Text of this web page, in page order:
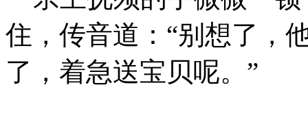
住，传音道：“别想了，
了，着急送宝贝呢。”